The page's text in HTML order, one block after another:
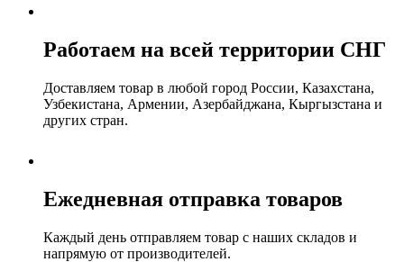
Работаем на всей территории СНГ
Доставляем товар в любой город России, Казахстана,
Узбекистана, Армении, Азербайджана, Кыргызстана и
других стран.
Ежедневная отправка товаров
Каждый день отправляем товар с наших складов и
напрямую от производителей.